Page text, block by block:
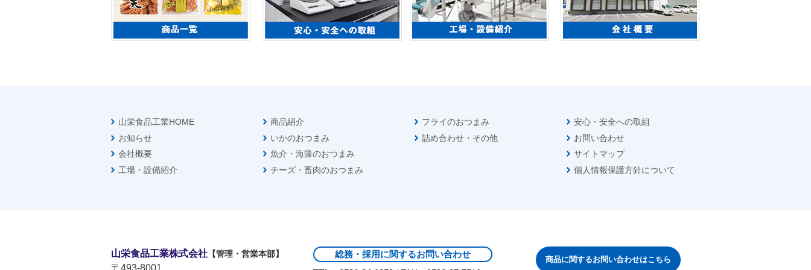
山栄食品工業HOME
お知らせ
会社概要
工場・設備紹介
商品紹介
いかのおつまみ
魚介・海藻のおつまみ
チーズ・畜肉のおつまみ
フライのおつまみ
詰め合わせ・その他
安心・安全への取組
お問い合わせ
サイトマップ
個人情報保護方針について
山栄食品工業株式会社 【管理・営業本部】
〒493-8001
総務・採用に関するお問い合わせ
商品に関するお問い合わせはこちら